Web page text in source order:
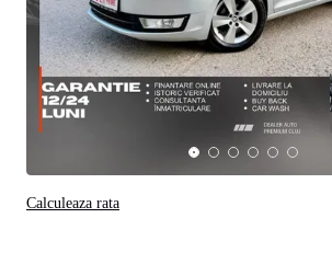
Calculeaza rata